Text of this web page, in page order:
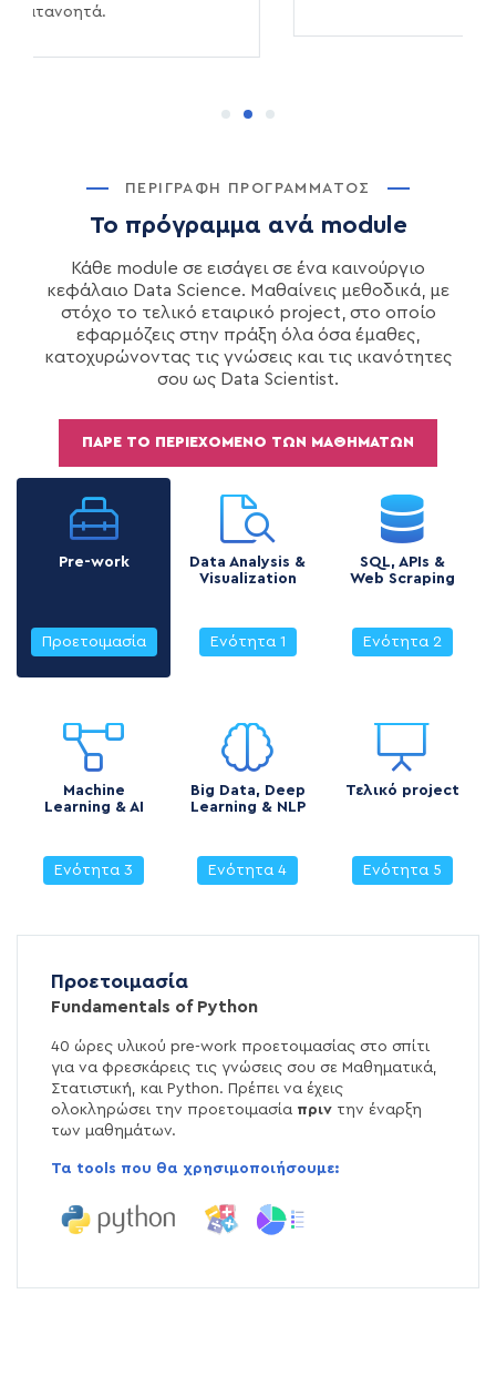
ΠΕΡΙΓΡΑΦΉ ΠΡΟΓΡΆΜΜΑΤΟΣ
Το πρόγραμμα ανά module
Κάθε module σε εισάγει σε ένα καινούργιο
κεφάλαιο Data Science. Μαθαίνεις μεθοδικά, με
στόχο το τελικό εταιρικό project, στο οποίο
εφαρμόζεις στην πράξη όλα όσα έμαθες,
κατοχυρώνοντας τις γνώσεις και τις ικανότητες
σου ως Data Scientist.
ΠΆΡΕ ΤΟ ΠΕΡΙΕΧΌΜΕΝΟ ΤΩΝ ΜΑΘΗΜΆΤΩΝ
Pre-work
Προετοιμασία
Data Analysis &
Visualization
Ενότητα 1
SQL, APIs &
Web Scraping
Ενότητα 2
Machine
Learning & AI
Ενότητα 3
Big Data, Deep
Learning & NLP
Ενότητα 4
Τελικό project
Ενότητα 5
Προετοιμασία
Fundamentals of Python
40 ώρες υλικού pre-work προετοιμασίας στο σπίτι
για να φρεσκάρεις τις γνώσεις σου σε Μαθηματικά,
Στατιστική, και Python. Πρέπει να έχεις
ολοκληρώσει την προετοιμασία πριν την έναρξη
των μαθημάτων.
Τα tools που θα χρησιμοποιήσουμε: